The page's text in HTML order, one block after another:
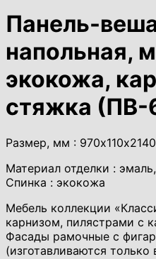
Панель-
напольная,
экокожа,
стяжка (ПВ-
Размер, мм : 970х110х2140
Материал отделки :
Спинка : экокожа
Мебель коллекции
карнизом, пилястрами с
Фасады рамочные с
(изготавливаются только